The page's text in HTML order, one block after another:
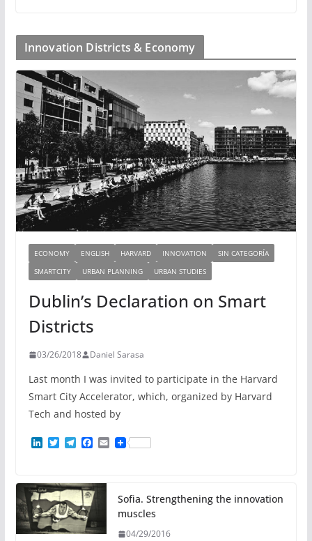
Innovation Districts & Economy
ECONOMY ENGLISH HARVARD INNOVATION
SIN CATEGORÍA
SMARTCITY
URBAN PLANNING URBAN STUDIES
Dublin’s Declaration on Smart
Districts
03/26/2018 Daniel Sarasa
Last month I was invited to participate in the Harvard
Smart City Accelerator, which, organized by Harvard
Tech and hosted by
L
e
d
I
n
T
t
e
r
T
g
r
a
m
F
b
o
o
k
E
Sofia. Strengthening the innovation
muscles
04/29/2016